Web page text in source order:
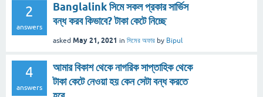
2
answers
Banglalink সিমে সকল প্রকার সার্ভিস
বন্ধ করব কিভাবে? টাকা কেটে নিচ্ছে
asked May 21, 2021 in সিমের অফার by Bipul
4
answers
আমার বিকাশ থেকে নাগরিক সাপ্তাহিক থেকে
টাকা কেটে নেওয়া হয় কেন সেটা বন্ধ করতে